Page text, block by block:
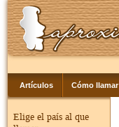
Artículos Cómo llamar
Elige el país al que